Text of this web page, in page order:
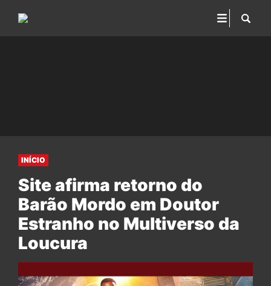
INÍCIO
Site afirma retorno do
Barão Mordo em Doutor
Estranho no Multiverso da
Loucura